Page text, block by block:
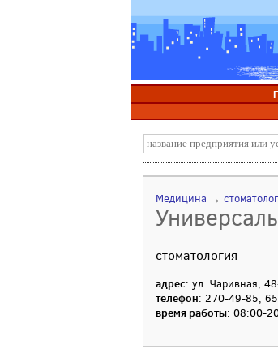
Медицина →
стоматология
адрес: ул. Чаривная,
телефон: 270-49-85,
время работы: 08:00-